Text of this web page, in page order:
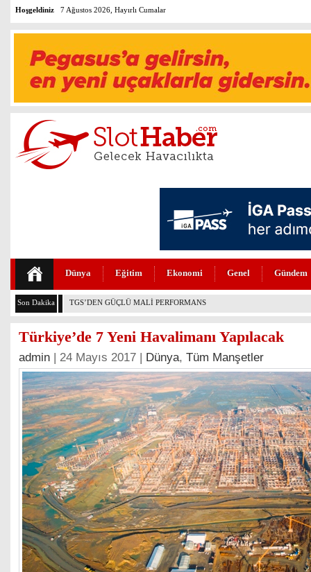
Hoşgeldiniz 7 Ağustos 2026, Hayırlı Cumalar
Dünya Eğitim Ekonomi Genel Gündem
Son Dakika THY VE PEGASUS DÜNYANIN EN DEĞERLİLERİ ARASINDA
Türkiye’de 7 Yeni Havalimanı Yapılacak
admin | 24 Mayıs 2017 | Dünya, Tüm Manşetler